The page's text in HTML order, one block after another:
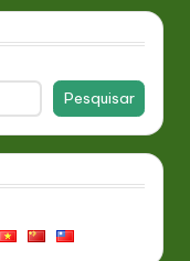
Pesquisar